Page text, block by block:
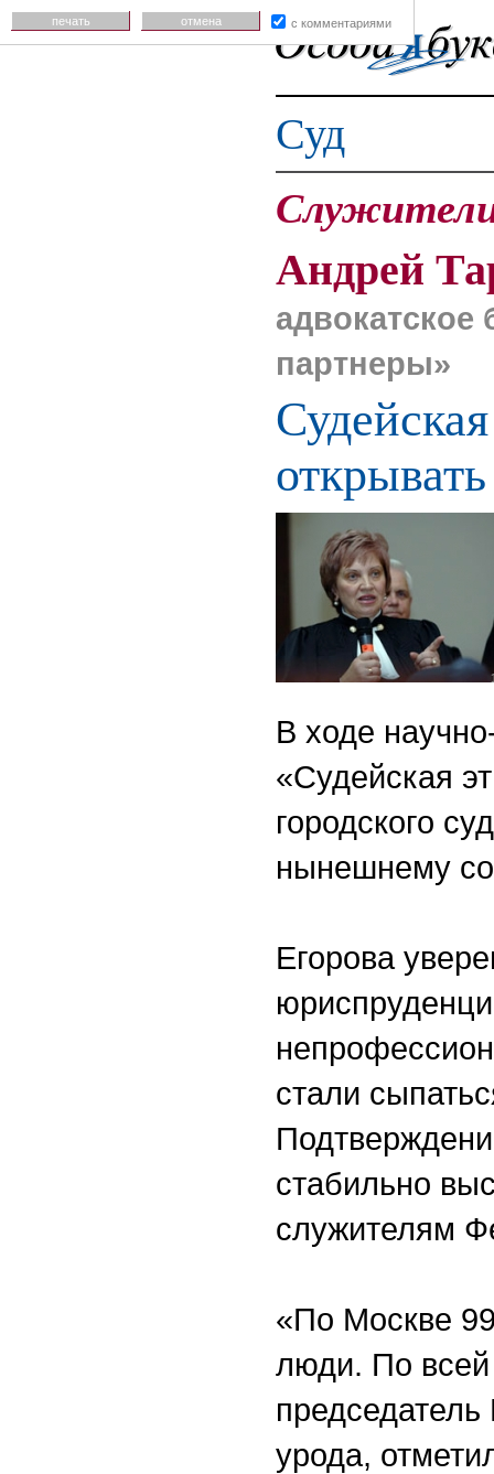
Суд
Андрей
партнеры»
В ходе
«Судейская
городского
нынешнему
Егорова
стали
стабильно
служителям
«По Москве
люди. По
урода,
печать отмена с комментариями